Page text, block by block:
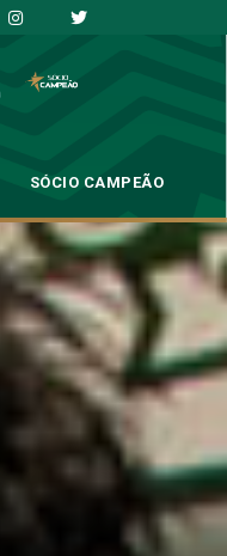
SÓCIO CAMPEÃO